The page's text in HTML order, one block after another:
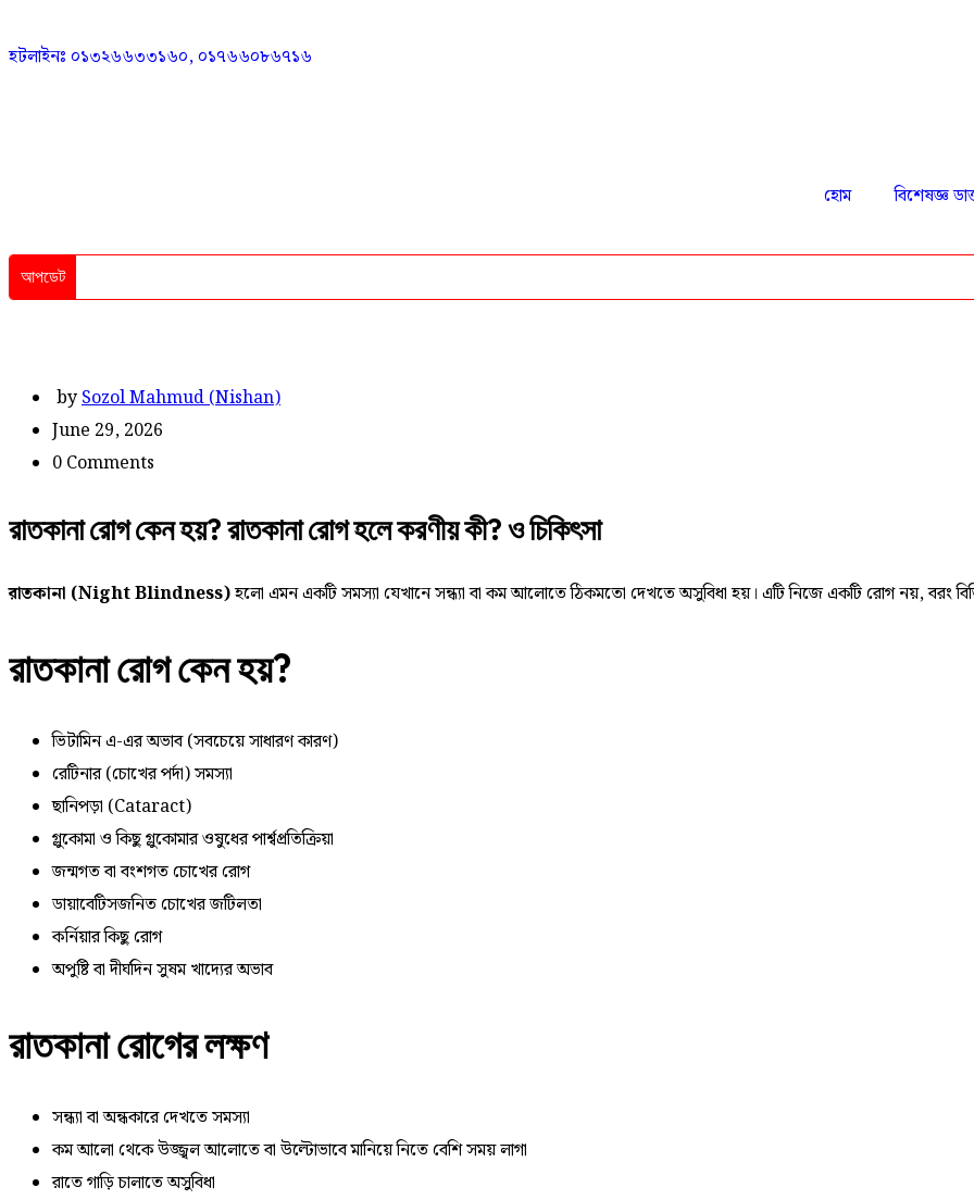
হটলাইনঃ ০১৩২৬৬৩৩১৬০, ০১৭৬৬০৮৬৭১৬
হোম বিশেষজ্ঞ
আপডেট
bySozol Mahmud (Nishan)
June 29, 2026
0 Comments
রাতকানা রোগ কেন হয়? রাতকানা রোগ হলে করণীয় কী? ও চিকিৎসা
রাতকানা (Night Blindness)হলো এমন একটি সমস্যা যেখানে সন্ধ্যা বা কম আলোতে ঠিকমতো দেখতে অসুবিধা হয়। এটি নিজে একটি রোগ নয়, বরং
রাতকানা রোগ কেন হয়?
ভিটামিন এ-এর অভাব (সবচেয়ে সাধারণ কারণ)
রেটিনার (চোখের পর্দা) সমস্যা
ছানিপড়া (Cataract)
গ্লুকোমা ও কিছু গ্লুকোমার ওষুধের পার্শ্বপ্রতিক্রিয়া
জন্মগত বা বংশগত চোখের রোগ
ডায়াবেটিসজনিত চোখের জটিলতা
কর্নিয়ার কিছু রোগ
অপুষ্টি বা দীর্ঘদিন সুষম খাদ্যের অভাব
রাতকানা রোগের লক্ষণ
সন্ধ্যা বা অন্ধকারে দেখতে সমস্যা
কম আলো থেকে উজ্জ্বল আলোতে বা উল্টোভাবে মানিয়ে নিতে বেশি সময় লাগা
রাতে গাড়ি চালাতে অসুবিধা